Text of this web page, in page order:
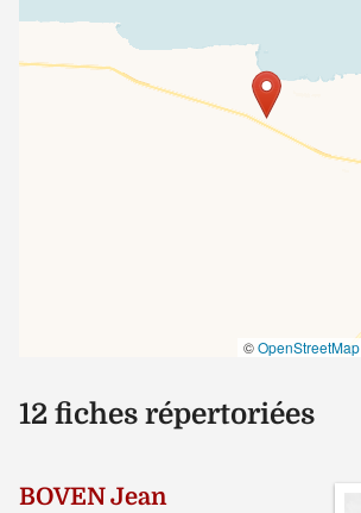
©OpenStreetMap
12 fiches répertoriées
BOVEN Jean